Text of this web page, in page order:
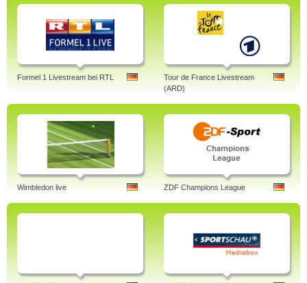
Formel 1 Livestream bei RTL
Tour de France Livestream
(ARD)
Wimbledon live ZDF Champions League